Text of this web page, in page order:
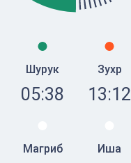
Шурук
05:38
Зухр
13:12
Магриб Иша